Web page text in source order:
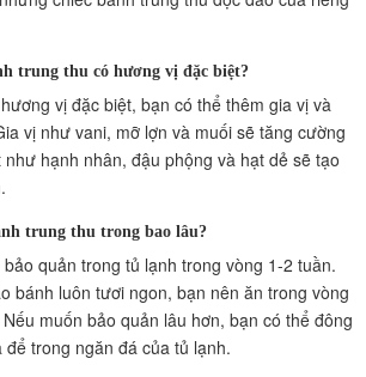
trung thu có hương vị đặc biệt?
vị đặc biệt, bạn có thể thêm gia vị và
vị như vani, mỡ lợn và muối sẽ tăng cường
hạnh nhân, đậu phộng và hạt dẻ sẽ tạo
trung thu trong bao lâu?
quản trong tủ lạnh trong vòng 1-2 tuần.
bánh luôn tươi ngon, bạn nên ăn trong vòng
muốn bảo quản lâu hơn, bạn có thể đông
trong ngăn đá của tủ lạnh.